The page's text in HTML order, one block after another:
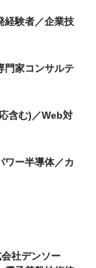
経験者／企業技
門家コンサルテ
含む)／Web対
ワー半導体／カ
会社デンソー